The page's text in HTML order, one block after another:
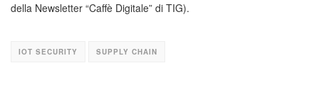
della Newsletter “Caffè Digitale” di TIG).
IOT SECURITY SUPPLY CHAIN